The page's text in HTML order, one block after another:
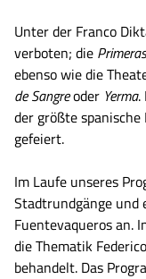
Unter der Franco
verboten; die
ebenso wie die
de Sangreoder Yerma.
der größte
gefeiert.
Im Laufe unseres
Stadtrundgänge und
Fuentevaqueros an.
die Thematik
behandelt. Das